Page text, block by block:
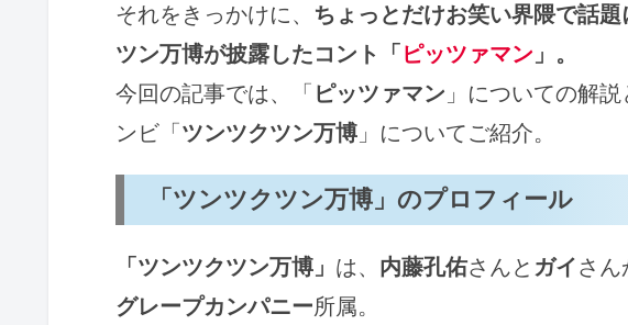
それをきっかけに、 ちょっとだけお笑い界隈で話
ツン万博が披露したコント「 ピッツァマン 」。
今回の記事では、「 ピッツァマン 」についての解
ンビ「 ツンツクツン万博 」についてご紹介。
「ツンツクツン万博」のプロフィール
「ツンツクツン万博」 は、 内藤孔佑さんと ガイさん
グレープカンパニー所属。